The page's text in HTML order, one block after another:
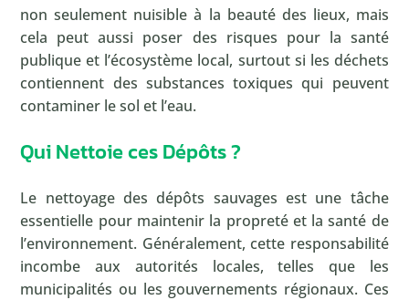
non seulement nuisible à la beauté des lieux, mais
cela peut aussi poser des risques pour la santé
publique et l’écosystème local, surtout si les déchets
contiennent des substances toxiques qui peuvent
contaminer le sol et l’eau.
Qui Nettoie ces Dépôts ?
Le nettoyage des dépôts sauvages est une tâche
essentielle pour maintenir la propreté et la santé de
l’environnement. Généralement, cette responsabilité
incombe aux autorités locales, telles que les
municipalités ou les gouvernements régionaux. Ces